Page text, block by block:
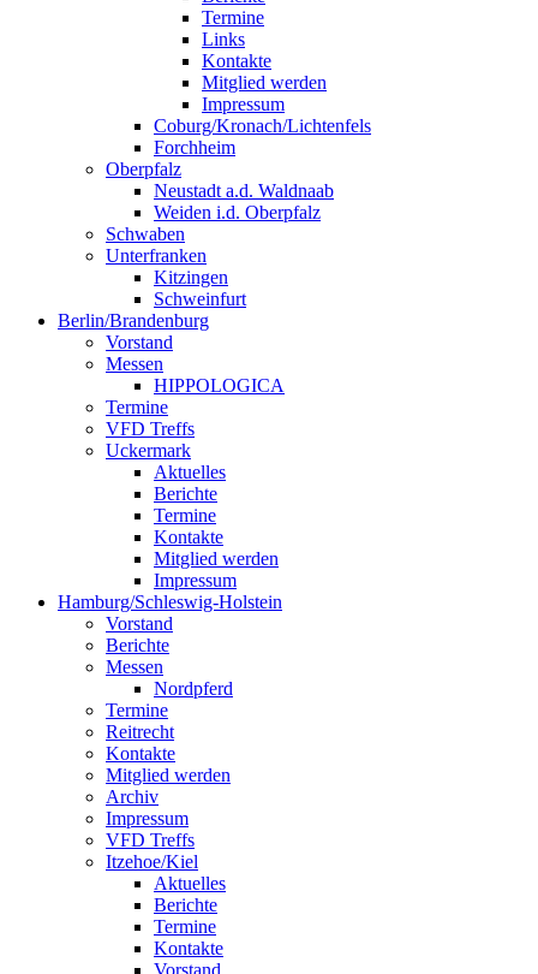
Termine
Links
Kontakte
Mitglied werden
Impressum
Coburg/Kronach/Lichtenfels
Forchheim
Oberpfalz
Neustadt a.d. Waldnaab
Weiden i.d. Oberpfalz
Schwaben
Unterfranken
Kitzingen
Schweinfurt
Berlin/Brandenburg
Vorstand
Messen
HIPPOLOGICA
Termine
VFD Treffs
Uckermark
Aktuelles
Berichte
Termine
Kontakte
Mitglied werden
Impressum
Hamburg/Schleswig-Holstein
Vorstand
Berichte
Messen
Nordpferd
Termine
Reitrecht
Kontakte
Mitglied werden
Archiv
Impressum
VFD Treffs
Itzehoe/Kiel
Aktuelles
Berichte
Termine
Kontakte
Vorstand